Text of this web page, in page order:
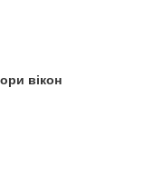
вікон